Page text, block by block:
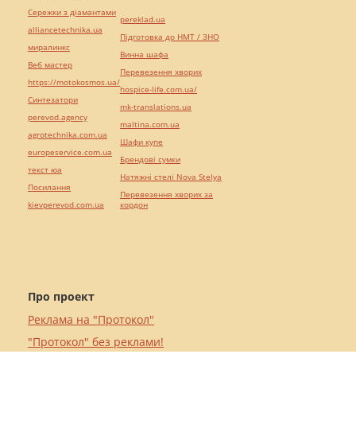
Про проект
Реклама на "Протокол"
"Протокол" без реклами!
Сережки з діамантами
alliancetechnika.ua
миралинкс
Веб мастер
https://motokosmos.ua/
Синтезатори
perevod.agency
agrotechnika.com.ua
europeservice.com.ua
текст юа
Посилання
kievperevod.com.ua
pereklad.ua
Підготовка до НМТ / ЗНО
Винна шафа
Перевезення хворих
hospice-life.com.ua/
mk-translations.ua
maltina.com.ua
Шафи купе
Брендові сумки
Натяжні стелі Nova Stelya
Перевезення хворих за
кордон